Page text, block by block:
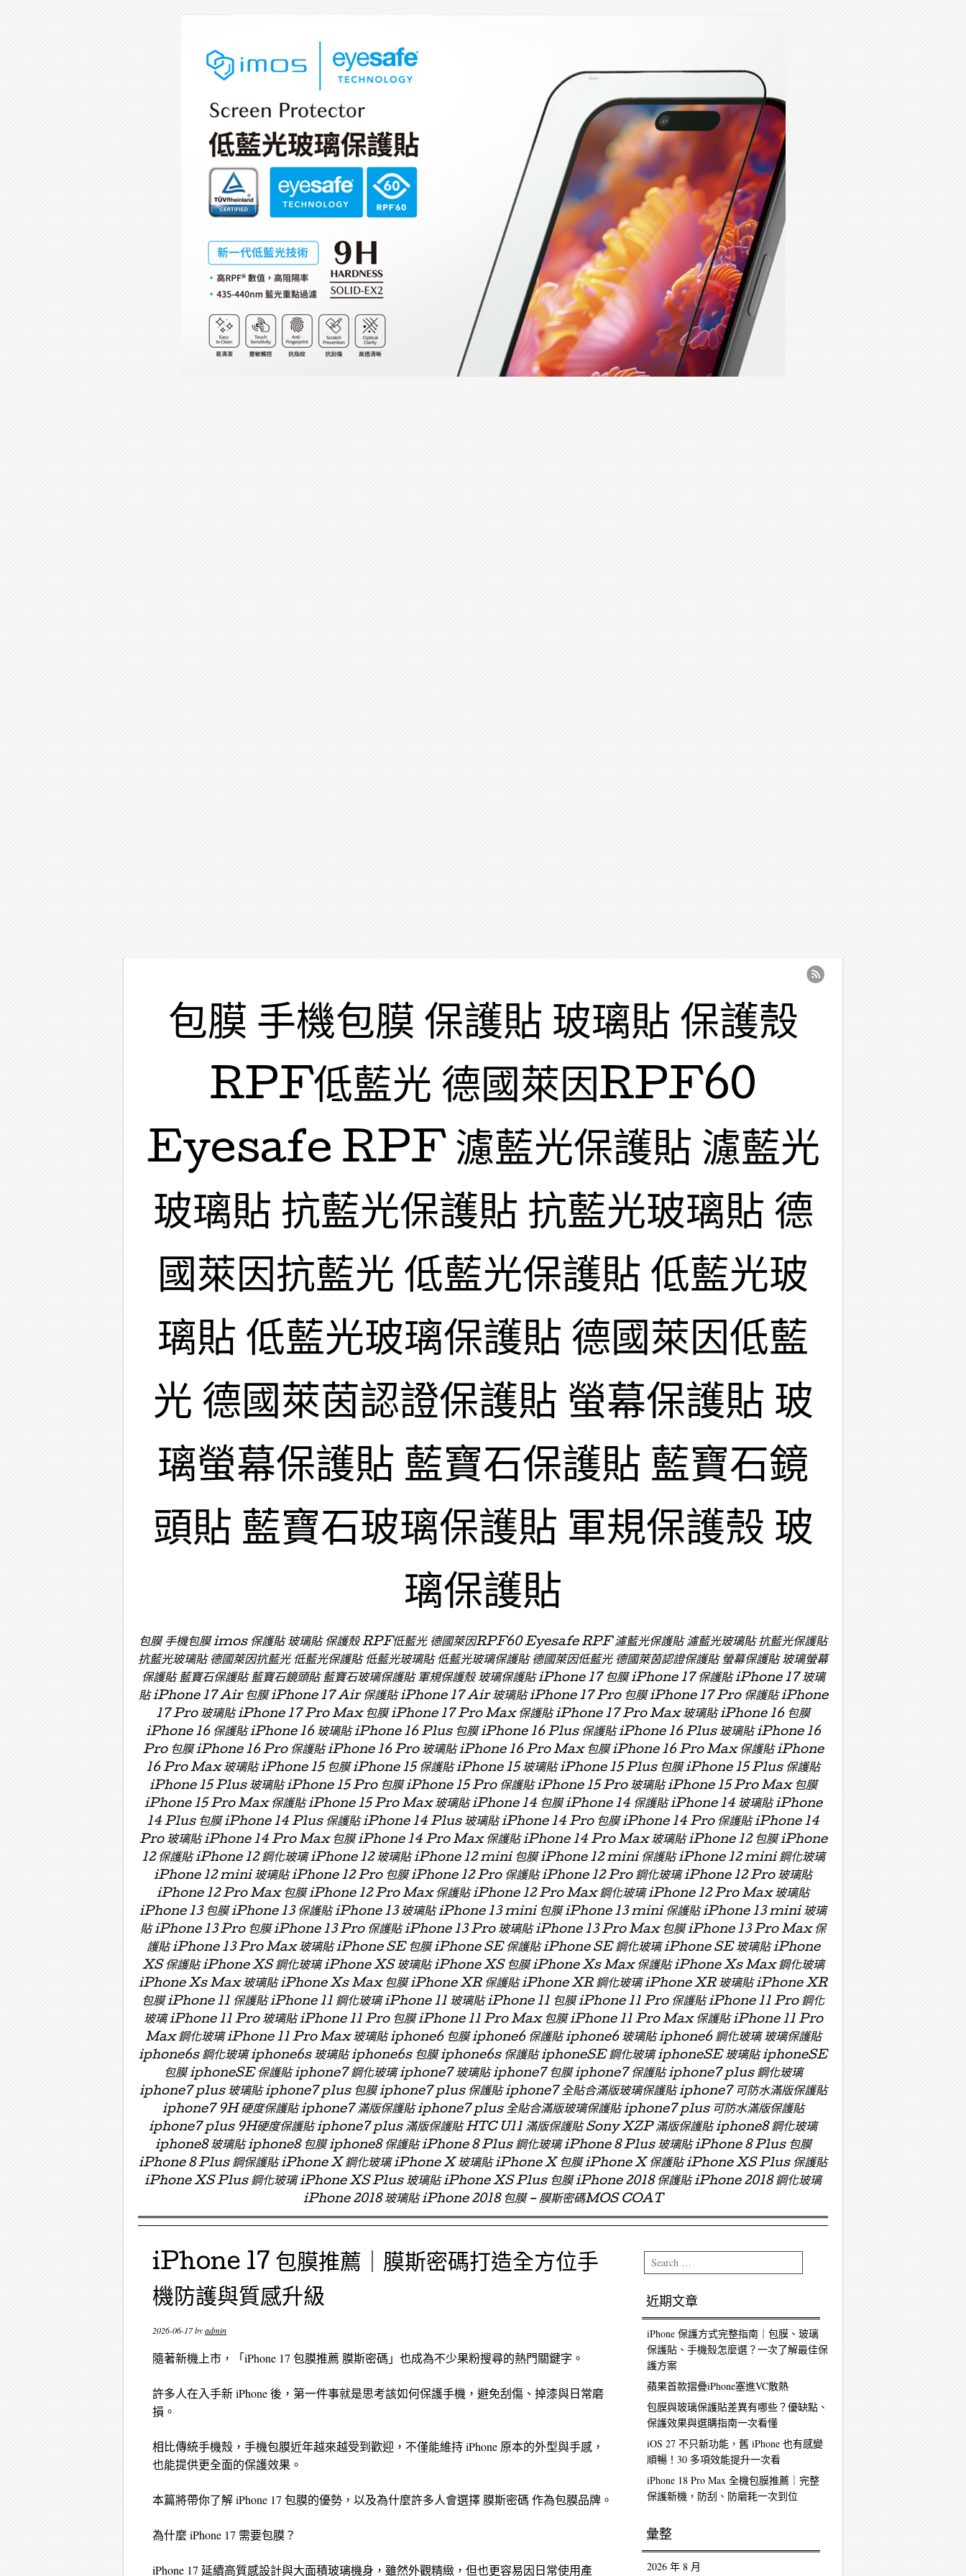
包膜 手機包膜 保護貼 玻璃貼 保護殼
RPF低藍光 德國萊因RPF60
Eyesafe RPF 濾藍光保護貼 濾藍光
玻璃貼 抗藍光保護貼 抗藍光玻璃貼 德
國萊因抗藍光 低藍光保護貼 低藍光玻
璃貼 低藍光玻璃保護貼 德國萊因低藍
光 德國萊茵認證保護貼 螢幕保護貼 玻
璃螢幕保護貼 藍寶石保護貼 藍寶石鏡
頭貼 藍寶石玻璃保護貼 軍規保護殼 玻
璃保護貼
包膜 手機包膜 imos 保護貼 玻璃貼 保護殼 RPF低藍光 德國萊因RPF60 Eyesafe RPF 濾藍光保護貼 濾藍光玻璃貼 抗藍光保護貼
抗藍光玻璃貼 德國萊因抗藍光 低藍光保護貼 低藍光玻璃貼 低藍光玻璃保護貼 德國萊因低藍光 德國萊茵認證保護貼 螢幕保護貼 玻璃螢幕
保護貼 藍寶石保護貼 藍寶石鏡頭貼 藍寶石玻璃保護貼 軍規保護殼 玻璃保護貼 iPhone 17 包膜 iPhone 17 保護貼 iPhone 17 玻璃
貼 iPhone 17 Air 包膜 iPhone 17 Air 保護貼 iPhone 17 Air 玻璃貼 iPhone 17 Pro 包膜 iPhone 17 Pro 保護貼 iPhone
17 Pro 玻璃貼 iPhone 17 Pro Max 包膜 iPhone 17 Pro Max 保護貼 iPhone 17 Pro Max 玻璃貼 iPhone 16 包膜
iPhone 16 保護貼 iPhone 16 玻璃貼 iPhone 16 Plus 包膜 iPhone 16 Plus 保護貼 iPhone 16 Plus 玻璃貼 iPhone 16
Pro 包膜 iPhone 16 Pro 保護貼 iPhone 16 Pro 玻璃貼 iPhone 16 Pro Max 包膜 iPhone 16 Pro Max 保護貼 iPhone
16 Pro Max 玻璃貼 iPhone 15 包膜 iPhone 15 保護貼 iPhone 15 玻璃貼 iPhone 15 Plus 包膜 iPhone 15 Plus 保護貼
iPhone 15 Plus 玻璃貼 iPhone 15 Pro 包膜 iPhone 15 Pro 保護貼 iPhone 15 Pro 玻璃貼 iPhone 15 Pro Max 包膜
iPhone 15 Pro Max 保護貼 iPhone 15 Pro Max 玻璃貼 iPhone 14 包膜 iPhone 14 保護貼 iPhone 14 玻璃貼 iPhone
14 Plus 包膜 iPhone 14 Plus 保護貼 iPhone 14 Plus 玻璃貼 iPhone 14 Pro 包膜 iPhone 14 Pro 保護貼 iPhone 14
Pro 玻璃貼 iPhone 14 Pro Max 包膜 iPhone 14 Pro Max 保護貼 iPhone 14 Pro Max 玻璃貼 iPhone 12 包膜 iPhone
12 保護貼 iPhone 12 鋼化玻璃 iPhone 12 玻璃貼 iPhone 12 mini 包膜 iPhone 12 mini 保護貼 iPhone 12 mini 鋼化玻璃
iPhone 12 mini 玻璃貼 iPhone 12 Pro 包膜 iPhone 12 Pro 保護貼 iPhone 12 Pro 鋼化玻璃 iPhone 12 Pro 玻璃貼
iPhone 12 Pro Max 包膜 iPhone 12 Pro Max 保護貼 iPhone 12 Pro Max 鋼化玻璃 iPhone 12 Pro Max 玻璃貼
iPhone 13 包膜 iPhone 13 保護貼 iPhone 13 玻璃貼 iPhone 13 mini 包膜 iPhone 13 mini 保護貼 iPhone 13 mini 玻璃
貼 iPhone 13 Pro 包膜 iPhone 13 Pro 保護貼 iPhone 13 Pro 玻璃貼 iPhone 13 Pro Max 包膜 iPhone 13 Pro Max 保
護貼 iPhone 13 Pro Max 玻璃貼 iPhone SE 包膜 iPhone SE 保護貼 iPhone SE 鋼化玻璃 iPhone SE 玻璃貼 iPhone
XS 保護貼 iPhone XS 鋼化玻璃 iPhone XS 玻璃貼 iPhone XS 包膜 iPhone Xs Max 保護貼 iPhone Xs Max 鋼化玻璃
iPhone Xs Max 玻璃貼 iPhone Xs Max 包膜 iPhone XR 保護貼 iPhone XR 鋼化玻璃 iPhone XR 玻璃貼 iPhone XR
包膜 iPhone 11 保護貼 iPhone 11 鋼化玻璃 iPhone 11 玻璃貼 iPhone 11 包膜 iPhone 11 Pro 保護貼 iPhone 11 Pro 鋼化
玻璃 iPhone 11 Pro 玻璃貼 iPhone 11 Pro 包膜 iPhone 11 Pro Max 包膜 iPhone 11 Pro Max 保護貼 iPhone 11 Pro
Max 鋼化玻璃 iPhone 11 Pro Max 玻璃貼 iphone6 包膜 iphone6 保護貼 iphone6 玻璃貼 iphone6 鋼化玻璃 玻璃保護貼
iphone6s 鋼化玻璃 iphone6s 玻璃貼 iphone6s 包膜 iphone6s 保護貼 iphoneSE 鋼化玻璃 iphoneSE 玻璃貼 iphoneSE
包膜 iphoneSE 保護貼 iphone7 鋼化玻璃 iphone7 玻璃貼 iphone7 包膜 iphone7 保護貼 iphone7 plus 鋼化玻璃
iphone7 plus 玻璃貼 iphone7 plus 包膜 iphone7 plus 保護貼 iphone7 全貼合滿版玻璃保護貼 iphone7 可防水滿版保護貼
iphone7 9H 硬度保護貼 iphone7 滿版保護貼 iphone7 plus 全貼合滿版玻璃保護貼 iphone7 plus 可防水滿版保護貼
iphone7 plus 9H硬度保護貼 iphone7 plus 滿版保護貼 HTC U11 滿版保護貼 Sony XZP 滿版保護貼 iphone8 鋼化玻璃
iphone8 玻璃貼 iphone8 包膜 iphone8 保護貼 iPhone 8 Plus 鋼化玻璃 iPhone 8 Plus 玻璃貼 iPhone 8 Plus 包膜
iPhone 8 Plus 鋼保護貼 iPhone X 鋼化玻璃 iPhone X 玻璃貼 iPhone X 包膜 iPhone X 保護貼 iPhone XS Plus 保護貼
iPhone XS Plus 鋼化玻璃 iPhone XS Plus 玻璃貼 iPhone XS Plus 包膜 iPhone 2018 保護貼 iPhone 2018 鋼化玻璃
iPhone 2018 玻璃貼 iPhone 2018 包膜 – 膜斯密碼MOS COAT
iPhone 17 包膜推薦｜膜斯密碼打造全方位手
機防護與質感升級
2026-06-17byadmin
隨著新機上市，「iPhone 17 包膜推薦 膜斯密碼」也成為不少果粉搜尋的熱門關鍵字。
許多人在入手新 iPhone 後，第一件事就是思考該如何保護手機，避免刮傷、掉漆與日常磨
損。
相比傳統手機殼，手機包膜近年越來越受到歡迎，不僅能維持 iPhone 原本的外型與手感，
也能提供更全面的保護效果。
本篇將帶你了解 iPhone 17 包膜的優勢，以及為什麼許多人會選擇 膜斯密碼 作為包膜品牌。
為什麼 iPhone 17 需要包膜？
iPhone 17 延續高質感設計與大面積玻璃機身，雖然外觀精緻，但也更容易因日常使用產
Search
近期文章
iPhone 保護方式完整指南｜包膜、玻璃
保護貼、手機殼怎麼選？一次了解最佳保
護方案
蘋果首款摺疊iPhone塞進VC散熱
包膜與玻璃保護貼差異有哪些？優缺點、
保護效果與選購指南一次看懂
iOS 27 不只新功能，舊 iPhone 也有感變
順暢！30 多項效能提升一次看
iPhone 18 Pro Max 全機包膜推薦｜完整
保護新機，防刮、防磨耗一次到位
彙整
2026 年 8 月